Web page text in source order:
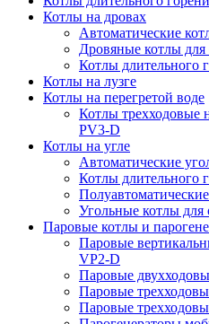
Котлы на дровах
Автоматические
Дровяные котлы для
Котлы длительного
Котлы на лузге
Котлы на перегретой воде
Котлы трехходовые
PV3-D
Котлы на угле
Автоматические
Котлы длительного
Угольные котлы для
Паровые котлы и
Паровые
VP2-D
Паровые
Паровые
Паровые